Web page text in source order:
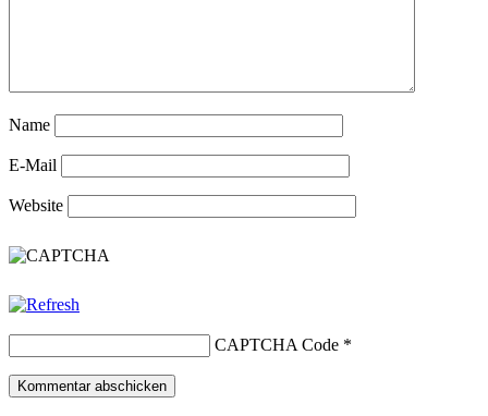
Name
E-Mail
Website
CAPTCHA Code *